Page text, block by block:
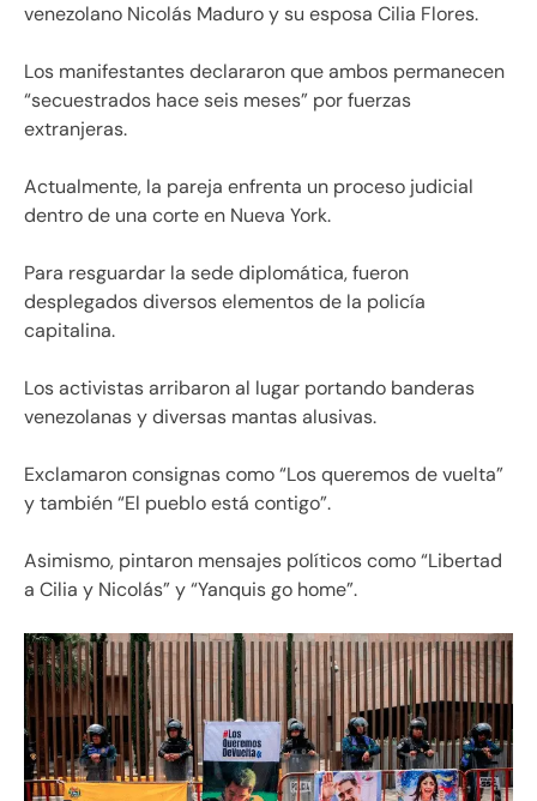
venezolano Nicolás Maduro y su esposa Cilia Flores.
Los manifestantes declararon que ambos permanecen
“secuestrados hace seis meses” por fuerzas
extranjeras.
Actualmente, la pareja enfrenta un proceso judicial
dentro de una corte en Nueva York.
Para resguardar la sede diplomática, fueron
desplegados diversos elementos de la policía
capitalina.
Los activistas arribaron al lugar portando banderas
venezolanas y diversas mantas alusivas.
Exclamaron consignas como “Los queremos de vuelta”
y también “El pueblo está contigo”.
Asimismo, pintaron mensajes políticos como “Libertad
a Cilia y Nicolás” y “Yanquis go home”.